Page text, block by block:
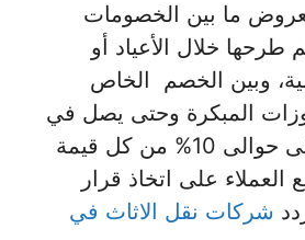
ما بين الخصومات
طرحها خلال الأعياد أو
وبين الخصم الخاص
المبكرة وحتى يصل في
بعض الشركات إلى حوالى 10% من كل قيمة
العملاء على اتخاذ قرار
شركات نقل الاثاث في